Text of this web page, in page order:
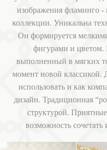
изображения фламинго
коллекции. Уникальна
Он формируется
фигурами и цветом.
выполненный в мягких
момент новой
использовать и как
дизайн. Традиционная
структурой.
возможность